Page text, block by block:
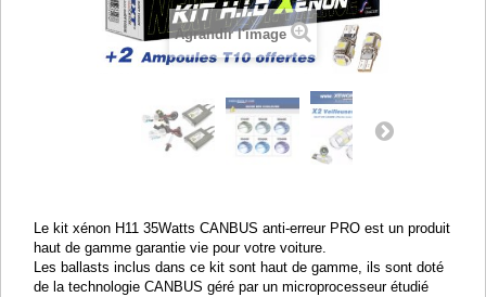
Agrandir l'image
Le kit xénon H11 35Watts CANBUS anti-erreur PRO est un produit
haut de gamme garantie vie pour votre voiture.
Les ballasts inclus dans ce kit sont haut de gamme, ils sont doté
de la technologie CANBUS géré par un microprocesseur étudié